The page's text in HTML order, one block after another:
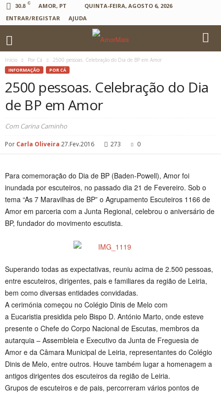
30.8 C AMOR, PT
QUINTA-FEIRA, AGOSTO 6, 2026
ENTRAR/REGISTAR
AJUDA
Início Por Cá 2500 pessoas. Celebração do Dia de BP em Amor
INFORMAÇÃO POR CÁ
2500 pessoas. Celebração do Dia
de BP em Amor
Com Carina Caminho
Por Carla Oliveira 27.Fev.2016 273 0
Para comemoração do Dia de BP (Baden-Powell), Amor foi
inundada por escuteiros, no passado dia 21 de Fevereiro. Sob o
tema “As 7 Maravilhas de BP” o Agrupamento Escuteiros 1166 de
Amor em parceria com a Junta Regional, celebrou o aniversário de
BP, fundador do movimento escutista.
Superando todas as expectativas, reuniu acima de 2.500 pessoas,
entre escuteiros, dirigentes, pais e familiares da região de Leiria,
bem como diversas entidades convidadas.
A cerimónia começou no Colégio Dinis de Melo com
a Eucaristia presidida pelo Bispo D. António Marto, onde esteve
presente o Chefe do Corpo Nacional de Escutas, membros da
autarquia – Assembleia e Executivo da Junta de Freguesia de
Amor e da Câmara Municipal de Leiria, representantes do Colégio
Dinis de Melo, entre outros. Houve também lugar a homenagem a
antigos dirigentes dos escuteiros da região de Leiria.
Grupos de escuteiros e de pais, percorreram vários pontos de